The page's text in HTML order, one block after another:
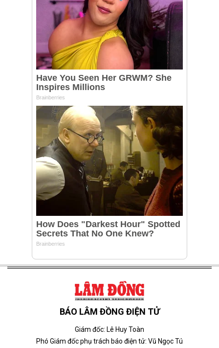
BÁO LÂM ĐỒNG ĐIỆN TỬ
Giám đốc: Lê Huy Toàn
Phó Giám đốc phụ trách báo điện tử: Vũ Ngọc Tú